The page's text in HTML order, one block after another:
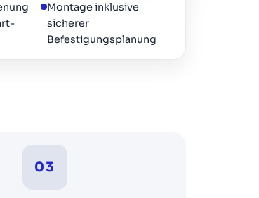
Montage inklusive
sicherer
Befestigungsplanung
03